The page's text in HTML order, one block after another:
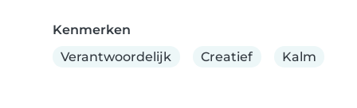
Kenmerken
Verantwoordelijk
Creatief Kalm